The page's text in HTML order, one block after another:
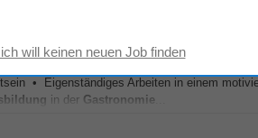
• Eigenständiges Arbeiten in einem
in der Gastronomie